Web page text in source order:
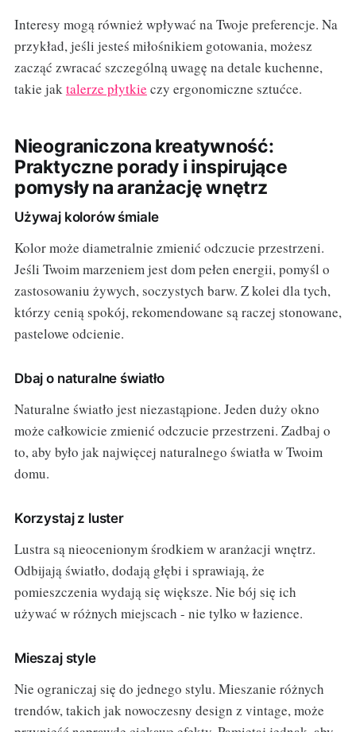
Interesy mogą również wpływać na Twoje preferencje. Na
przykład, jeśli jesteś miłośnikiem gotowania, możesz
zacząć zwracać szczególną uwagę na detale kuchenne,
takie jaktalerze płytkie czy ergonomiczne sztućce.
Nieograniczona kreatywność:
Praktyczne porady i inspirujące
pomysły na aranżację wnętrz
Używaj kolorów śmiale
Kolor może diametralnie zmienić odczucie przestrzeni.
Jeśli Twoim marzeniem jest dom pełen energii, pomyśl o
zastosowaniu żywych, soczystych barw. Z kolei dla tych,
którzy cenią spokój, rekomendowane są raczej stonowane,
pastelowe odcienie.
Dbaj o naturalne światło
Naturalne światło jest niezastąpione. Jeden duży okno
może całkowicie zmienić odczucie przestrzeni. Zadbaj o
to, aby było jak najwięcej naturalnego światła w Twoim
domu.
Korzystaj z luster
Lustra są nieocenionym środkiem w aranżacji wnętrz.
Odbijają światło, dodają głębi i sprawiają, że
pomieszczenia wydają się większe. Nie bój się ich
używać w różnych miejscach - nie tylko w łazience.
Mieszaj style
Nie ograniczaj się do jednego stylu. Mieszanie różnych
trendów, takich jak nowoczesny design z vintage, może